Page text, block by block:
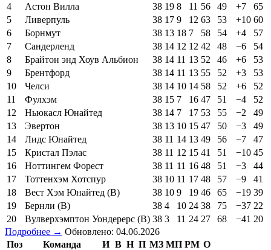
4
Астон Вилла 38 19 8 11 56 49 +7
65
5
Ливерпуль 38 17 9 12 63 53 +10 60
6
Борнмут 38 13 18 7 58 54 +4
57
7
Сандерленд 38 14 12 12 42 48 −6
54
8
Брайтон энд Хоув Альбион 38 14 11 13 52 46 +6
53
9
Брентфорд 38 14 11 13 55 52 +3
53
10
Челси 38 14 10 14 58 52 +6
52
11
Фулхэм 38 15 7 16 47 51 −4
52
12
Ньюкасл Юнайтед 38 14 7 17 53 55 −2
49
13
Эвертон 38 13 10 15 47 50 −3
49
14
Лидс Юнайтед 38 11 14 13 49 56 −7
47
15
Кристал Пэлас 38 11 12 15 41 51 −10 45
16
Ноттингем Форест 38 11 11 16 48 51 −3
44
17
Тоттенхэм Хотспур 38 10 11 17 48 57 −9
41
18
Вест Хэм Юнайтед (В) 38 10 9 19 46 65 −19 39
19
Бернли (В) 38 4 10 24 38 75 −37 22
20
Вулверхэмптон Уондерерс (В) 38 3 11 24 27 68 −41 20
Подробнее → Обновлено: 04.06.2026
Поз
Команда И В Н П МЗ МП РМ О